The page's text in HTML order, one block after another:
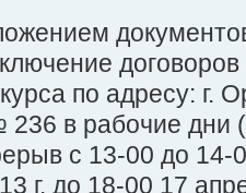
договоров
по адресу: г.
236 в рабочие дни
с 13-00 до 14-
г. до 18-00 17